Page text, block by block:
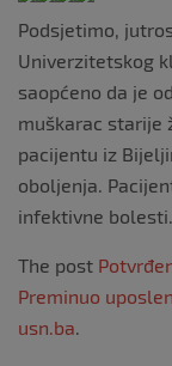
Podsjetimo,
Univerzitetskog
saopćeno da je
muškarac starije
pacijentu iz
oboljenja.
infektivne bolesti.
The post
Preminuo
usn.ba.